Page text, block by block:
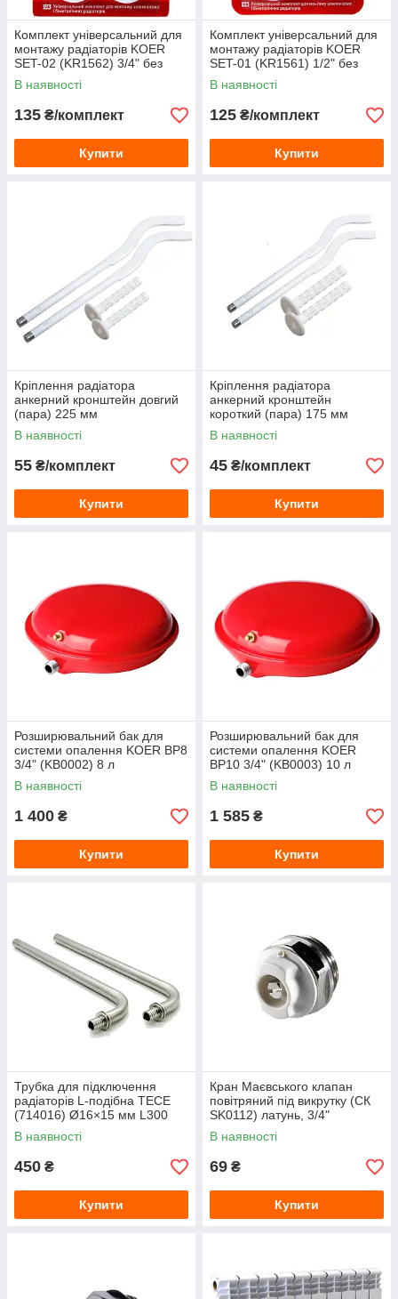
Комплект універсальний для
монтажу радіаторів KOER
SET-02 (KR1562) 3/4" без
кріплень
В наявності
135 ₴/комплект
Купити
Комплект універсальний для
монтажу радіаторів KOER
SET-01 (KR1561) 1/2" без
кріплень
В наявності
125 ₴/комплект
Купити
Кріплення радіатора
анкерний кронштейн довгий
(пара) 225 мм
В наявності
55 ₴/комплект
Купити
Кріплення радіатора
анкерний кронштейн
короткий (пара) 175 мм
В наявності
45 ₴/комплект
Купити
Розширювальний бак для
системи опалення KOER BP8
3/4" (KB0002) 8 л
В наявності
1 400 ₴
Купити
Розширювальний бак для
системи опалення KOER
BP10 3/4" (KB0003) 10 л
В наявності
1 585 ₴
Купити
Трубка для підключення
радіаторів L-подібна TECE
(714016) Ø16×15 мм L300
мм
В наявності
450 ₴
Купити
Кран Маєвського клапан
повітряний під викрутку (СК
SK0112) латунь, 3/4"
В наявності
69 ₴
Купити